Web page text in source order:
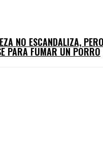
NO ESCANDALIZA,
PARA FUMAR UN PORRO